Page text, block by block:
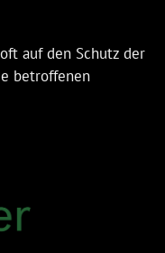
auf den Schutz der
betroffenen